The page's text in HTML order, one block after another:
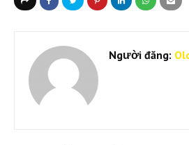
Người đăng: